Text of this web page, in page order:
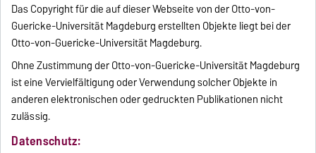
Das Copyright für die auf dieser Webseite von der Otto-von-
Guericke-Universität Magdeburg erstellten Objekte liegt bei der
Otto-von-Guericke-Universität Magdeburg.
Ohne Zustimmung der Otto-von-Guericke-Universität Magdeburg
ist eine Vervielfältigung oder Verwendung solcher Objekte in
anderen elektronischen oder gedruckten Publikationen nicht
zulässig.
Datenschutz: